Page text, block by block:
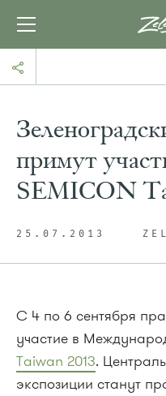
примут
SEMICON
25.07.2013
С 4 по 6 сентября
участие в
Taiwan 2013.
экспозиции станут